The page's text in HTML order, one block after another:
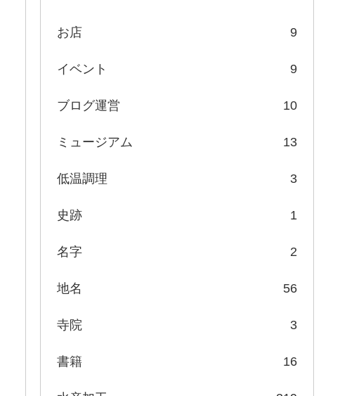
お店 9
イベント 9
ブログ運営 10
ミュージアム 13
低温調理 3
史跡 1
名字 2
地名 56
寺院 3
書籍 16